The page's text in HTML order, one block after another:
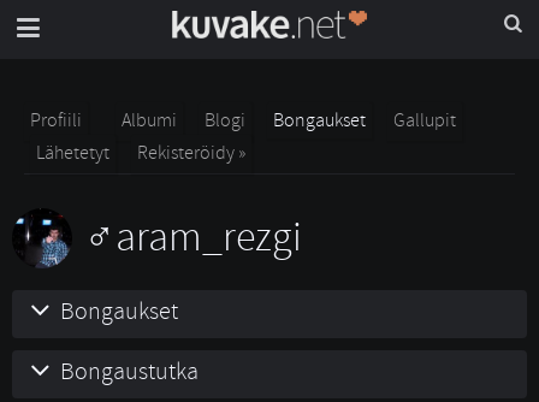
Profiili Albumi Blogi Bongaukset
Gallupit
Lähetetyt
Rekisteröidy »
aram_rezgi
Bongaukset
Bongaustutka